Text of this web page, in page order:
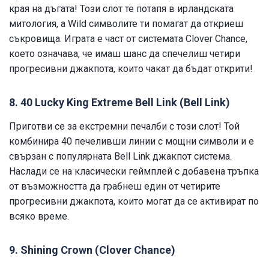
края на дъгата! Този слот те потапя в ирландската
митология, а Wild символите ти помагат да откриеш
съкровища. Играта е част от системата Clover Chance,
което означава, че имаш шанс да спечелиш четири
прогресивни джакпота, които чакат да бъдат открити!
8. 40 Lucky King Extreme Bell Link (Bell Link)
Приготви се за екстремни печалби с този слот! Той
комбинира 40 печеливши линии с мощни символи и е
свързан с популярната Bell Link джакпот система.
Наслади се на класически геймплей с добавена тръпка
от възможността да грабнеш един от четирите
прогресивни джакпота, които могат да се активират по
всяко време.
9. Shining Crown (Clover Chance)